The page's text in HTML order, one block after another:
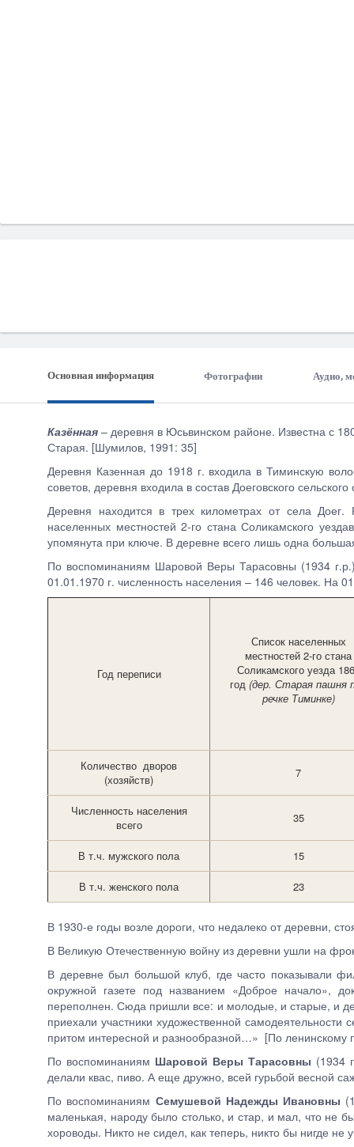
Основная информация Фотографии Аудио,
Казённая – деревня в Юсьвинском районе. Известна с
Старая. [Шумилов, 1991: 35]
Деревня Казенная до 1918 г. входила в Тиминскую
советов, деревня входила в состав Доеговского
Деревня находится в трех километрах от села
населенных местностей 2-го стана Соликамского
упомянута при ключе. В деревне всего лишь одна
По воспоминаниям Шаровой Веры Тарасовны (1934
01.01.1970 г. численность населения – 146 человек. На
Год переписи
Список населенных
местностей 2-го стана
Соликамского уезда
год (дер. Старая пашня
речке Тиминке)
Количество дворов
(хозяйств)
7
Численность населения
всего
35
В т.ч. мужского пола 15
В т.ч. женского пола 23
В 1930-е годы возле дороги, что недалеко от деревни,
В Великую Отечественную войну из деревни ушли на
В деревне был большой клуб, где часто показывали
окружной газете под названием «Доброе начало»,
переполнен. Сюда пришли все: и молодые, и старые, и
приехали участники художественной
притом интересной и разнообразной…» [По ленинскому
По воспоминаниям Шаровой Веры Тарасовны (1934
делали квас, пиво. А еще дружно, всей гурьбой весной
По воспоминаниям Семушевой Надежды Ивановны
маленькая, народу было столько, и стар, и мал, что не
хороводы. Никто не сидел, как теперь, никто бы нигде не